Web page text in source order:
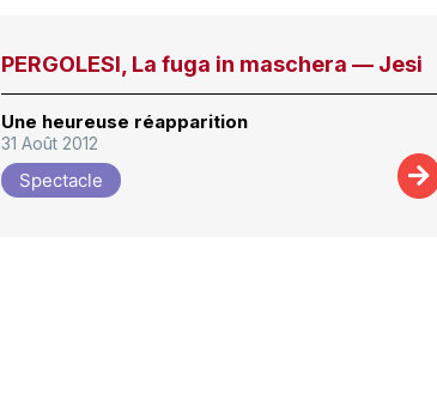
PERGOLESI, La fuga in maschera — Jesi
Une heureuse réapparition
31 Août 2012
Spectacle